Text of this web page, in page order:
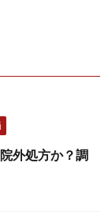
外処方か？調